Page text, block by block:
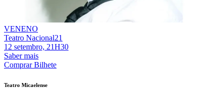
VENENO
Teatro Nacional21
12 setembro, 21H30
Saber mais
Comprar Bilhete
Teatro Micaelense